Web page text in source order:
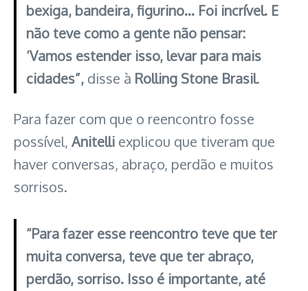
bexiga, bandeira, figurino… Foi incrível. E
não teve como a gente não pensar:
‘Vamos estender isso, levar para mais
cidades”, disse à Rolling Stone Brasil.
Para fazer com que o reencontro fosse
possível, Anitelli explicou que tiveram que
haver conversas, abraço, perdão e muitos
sorrisos.
“Para fazer esse reencontro teve que ter
muita conversa, teve que ter abraço,
perdão, sorriso. Isso é importante, até